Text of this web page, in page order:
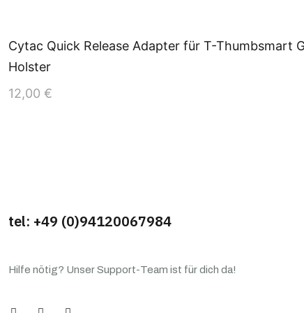
Cytac Quick Release Adapter für T-Thumbsmart
Holster
12,00 €
tel: +49 (0)94120067984
Hilfe nötig? Unser Support-Team ist für dich da!